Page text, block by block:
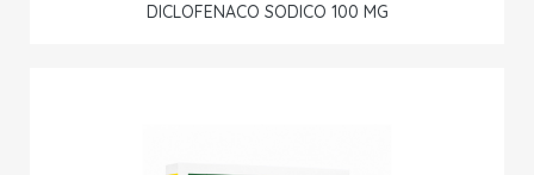
DICLOFENACO SODICO 100 MG